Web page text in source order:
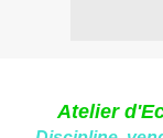
Atelier